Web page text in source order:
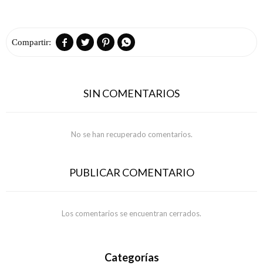
   
SIN COMENTARIOS
No se han recuperado comentarios.
PUBLICAR COMENTARIO
Los comentarios se encuentran cerrados.
Categorías